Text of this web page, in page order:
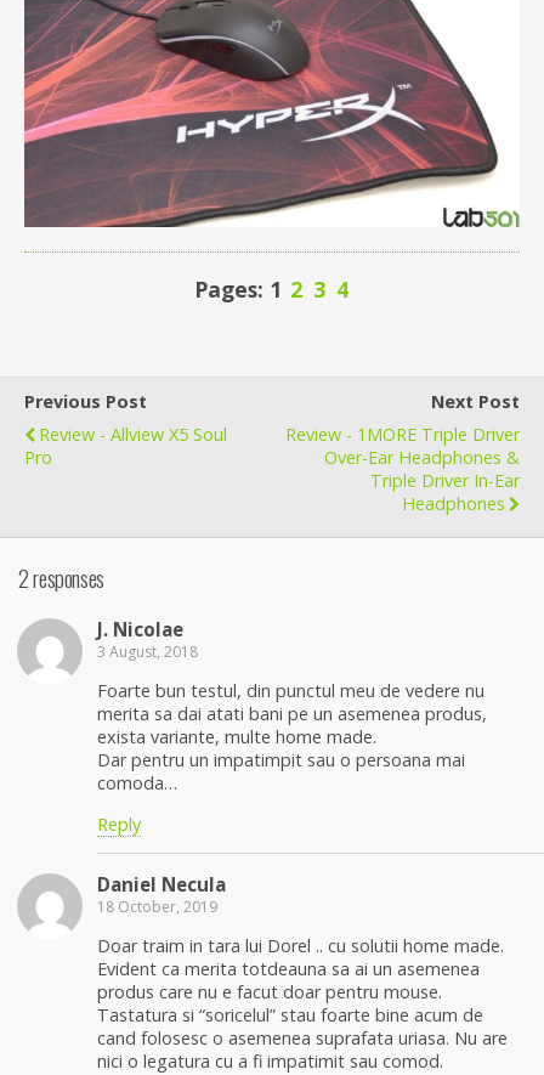
Pages: 1 2 3 4
Previous Post
Review - Allview X5 Soul
Pro
Next Post
Review - 1MORE Triple Driver
Over-Ear Headphones &
Triple Driver In-Ear
Headphones
2 responses
J. Nicolae
3 August, 2018
Foarte bun testul, din punctul meu de vedere nu
merita sa dai atati bani pe un asemenea produs,
exista variante, multe home made.
Dar pentru un impatimpit sau o persoana mai
comoda…
Reply
Daniel Necula
18 October, 2019
Doar traim in tara lui Dorel .. cu solutii home made.
Evident ca merita totdeauna sa ai un asemenea
produs care nu e facut doar pentru mouse.
Tastatura si “soricelul” stau foarte bine acum de
cand folosesc o asemenea suprafata uriasa. Nu are
nici o legatura cu a fi impatimit sau comod.